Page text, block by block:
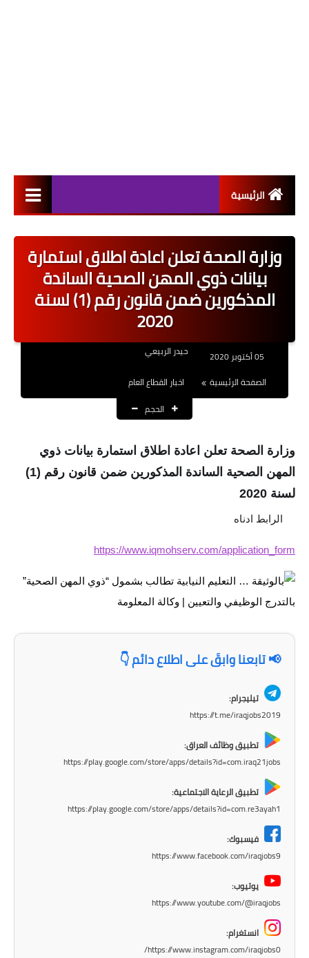
الرئيسية
اخبار القطاع العام
اخبار القطاع الخاص
نتائج التعيينات
الرواتب والقروض
الرواتب
القروض والسلف
المنح المالية
اخبار العراق
الاخبار السياسية
الاخبار الامنية
نتائج الامتحانات
المرحلة الابتدائية
وزارة الصحة تعلن اعادة اطلاق استمارة
بيانات ذوي المهن الصحية الساندة
المذكورين ضمن قانون رقم (1) لسنة
2020
حيدر الربيعي
الصفحة الرئيسية
اخبار القطاع العام
الحجم
وزارة الصحة تعلن اعادة اطلاق استمارة بيانات ذوي
المهن الصحية الساندة المذكورين ضمن قانون رقم (1)
لسنة 2020
الرابط ادناه
https://www.iqmohserv.com/application_form
📢 تابعنا وابقَ على اطلاع دائم 👇
تيليجرام:
https://t.me/iraqjobs2019
تطبيق وظائف العراق:
https://play.google.com/store/apps/details?id=com.iraq21jobs
تطبيق الرعاية الاجتماعية:
https://play.google.com/store/apps/details?id=com.re3ayah1
فيسبوك:
https://www.facebook.com/iraqjobs9
يوتيوب:
https://www.youtube.com/@iraqjobs
انستغرام:
https://www.instagram.com/iraqjobs0/